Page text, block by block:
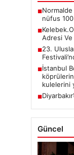
■Normalde
nüfus 100
■
Adresi
■23.
■İstanbul
kulelerini
■
Güncel